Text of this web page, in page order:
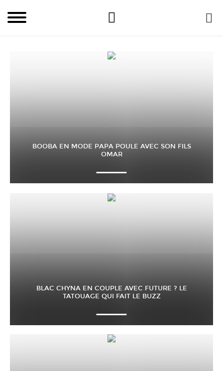
BOOBA EN MODE PAPA POULE AVEC SON FILS
OMAR
BLAC CHYNA EN COUPLE AVEC FUTURE ? LE
TATOUAGE QUI FAIT LE BUZZ